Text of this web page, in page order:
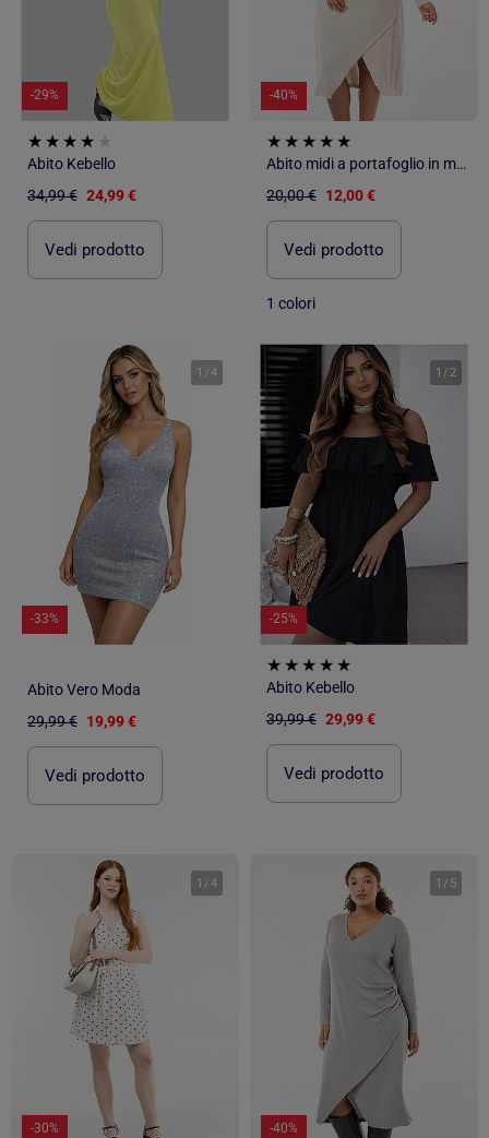
-29%
Abito Kebello
34,99 € 24,99 €
Vedi prodotto
-40%
Abito midi a portafoglio in maglia
20,00 € 12,00 €
Vedi prodotto
1 colori
1 /4
-33%
Abito Vero Moda
29,99 € 19,99 €
Vedi prodotto
1 / 2
-25%
Abito Kebello
39,99 € 29,99 €
Vedi prodotto
1 /4
-30%
1 / 5
-40%